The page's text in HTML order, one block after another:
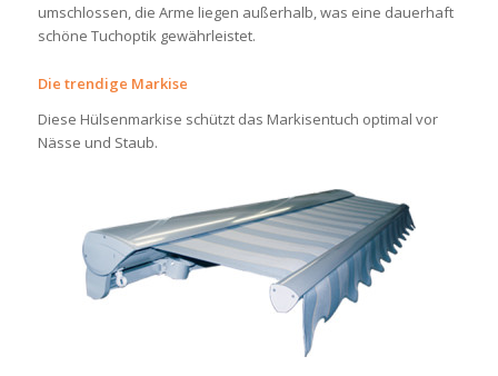
umschlossen, die Arme liegen außerhalb, was eine dauerhaft
schöne Tuchoptik gewährleistet.
Die trendige Markise
Diese Hülsenmarkise schützt das Markisentuch optimal vor
Nässe und Staub.